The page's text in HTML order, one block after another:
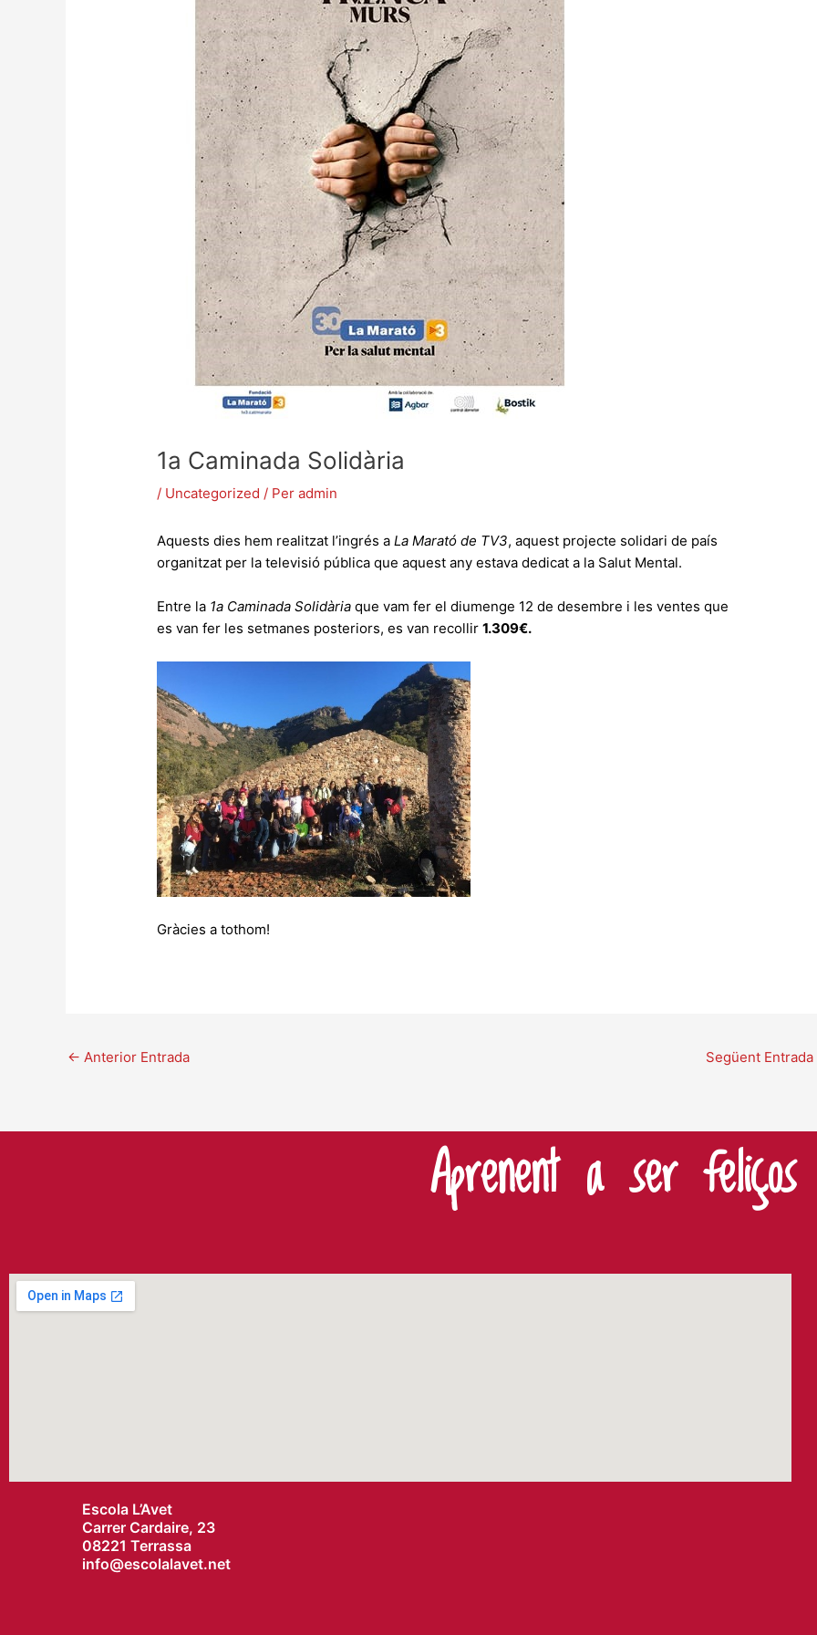
1a Caminada Solidària
/ Uncategorized / Per admin
Aquests dies hem realitzat l’ingrés aLa Marató de TV3, aquest projecte solidari de país
organitzat per la televisió pública que aquest any estava dedicat a la Salut Mental.
Entre la 1a Caminada Solidària que vam fer el diumenge 12 de desembre i les ventes que
es van fer les setmanes posteriors, es van recollir1.309€.
Gràcies a tothom!
← Anterior Entrada Següent Entrada
Aprenent a ser feliços
Escola L’Avet
Carrer Cardaire, 23
08221 Terrassa
info@escolalavet.net